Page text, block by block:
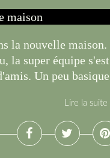
la nouvelle
la super équipe
Un peu
Lire la suite